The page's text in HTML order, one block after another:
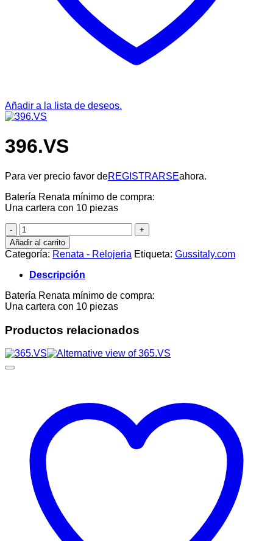
Añadir a la lista de deseos.
396.VS
Para ver precio favor deREGISTRARSEahora.
Batería Renata mínimo de compra:
Una cartera con 10 piezas
396.VS
cantidad
Añadir al carrito
Categoría: Renata - Relojeria Etiqueta: Gussitaly.com
Descripción
Batería Renata mínimo de compra:
Una cartera con 10 piezas
Productos relacionados